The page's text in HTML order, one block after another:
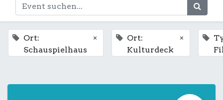
Ort:
Schauspielhaus
×
Ort:
Kulturdeck
×